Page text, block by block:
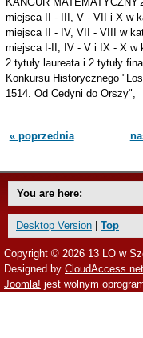
miejsca II - III, V - VII i X w
miejsca II - IV, VII - VIII w
miejsca I-II, IV - V i IX - X w
2 tytuły laureata i 2 tytuły
Konkursu Historycznego
1514. Od Cedyni do Orszy",
« poprzednia
You are here:
Desktop Version Top
Copyright © 2026 13 LO w
Designed by CloudAccess.net
Joomla! jest wolnym